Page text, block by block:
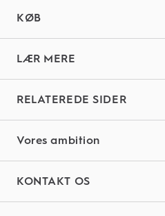
KØB
LÆR MERE
RELATEREDE SIDER
Vores ambition
KONTAKT OS